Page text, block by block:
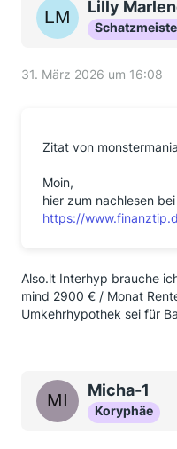
Lilly
31. März 2026 um 16:08
Zitat von monstermania
Moin,
hier zum nachlesen
https://
Also.lt Interhyp brauche
mind 2900 € / Monat
Umkehrhypothek sei für
Micha-1
Koryphäe